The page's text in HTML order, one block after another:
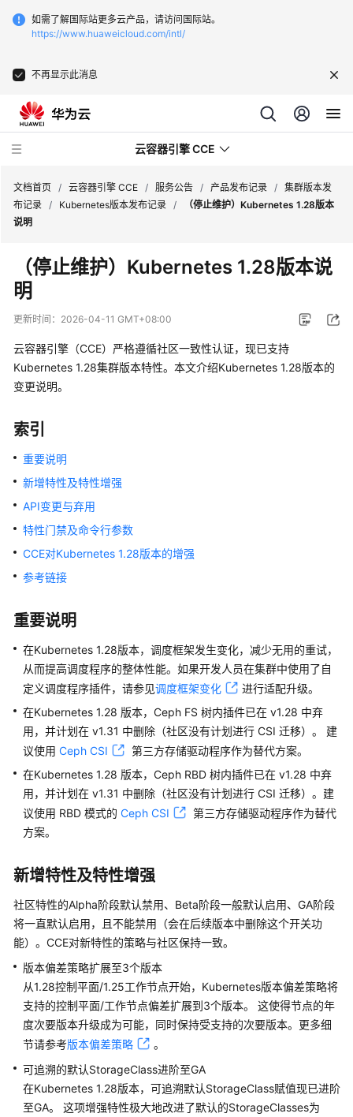
如需了解国际站更多云产品，请访问国际站。
https://www.huaweicloud.com/intl/
不再显示此消息
云容器引擎 CCE
最
新
动
服
务
告
最
公
告
品
变
公
告
集
群
本
公
告
漏
洞
告
产
重
要
说
明
产
品
布
记
录
文档首页 / 云容器引擎 CCE / 服务公告 / 产品发布记录 / 集群版本发
布记录 / Kubernetes版本发布记录 /
（停止维护）Kubernetes 1.28版本
说明
（停止维护） Kubernetes 1.28版本说
明
更新时间： 2026-04-11 GMT+08:00
云容器引擎（CCE）严格遵循社区一致性认证，现已支持
Kubernetes 1.28集群版本特性。本文介绍Kubernetes 1.28版本的
变更说明。
索引
重要说明
新增特性及特性增强
API变更与弃用
特性门禁及命令行参数
CCE对Kubernetes 1.28版本的增强
参考链接
重要说明
在Kubernetes 1.28版本，调度框架发生变化，减少无用的重试，
从而提高调度程序的整体性能。如果开发人员在集群中使用了自
定义调度程序插件，请参见调度框架变化
进行适配升级。
在Kubernetes 1.28 版本，Ceph FS 树内插件已在 v1.28 中弃
用，并计划在 v1.31 中删除（社区没有计划进行 CSI 迁移）。 建
议使用 Ceph CSI
第三方存储驱动程序作为替代方案。
在Kubernetes 1.28 版本，Ceph RBD 树内插件已在 v1.28 中弃
用，并计划在 v1.31 中删除（社区没有计划进行 CSI 迁移）。建
议使用 RBD 模式的 Ceph CSI
第三方存储驱动程序作为替代
方案。
新增特性及特性增强
社区特性的Alpha阶段默认禁用、Beta阶段一般默认启用、GA阶段
将一直默认启用，且不能禁用（会在后续版本中删除这个开关功
能）。CCE对新特性的策略与社区保持一致。
版本偏差策略扩展至3个版本
从1.28控制平面/1.25工作节点开始，Kubernetes版本偏差策略将
支持的控制平面/工作节点偏差扩展到3个版本。 这使得节点的年
度次要版本升级成为可能，同时保持受支持的次要版本。更多细
节请参考版本偏差策略
。
可追溯的默认StorageClass进阶至GA
在Kubernetes 1.28版本，可追溯默认StorageClass赋值现已进阶
至GA。 这项增强特性极大地改进了默认的StorageClasses为